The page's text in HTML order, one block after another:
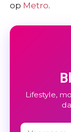
op Metro.
Lifestyle,